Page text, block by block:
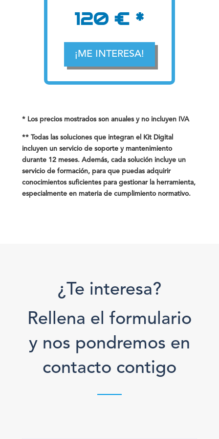
120 € *
¡ME INTERESA!
* Los precios mostrados son anuales y no incluyen IVA
** Todas las soluciones que integran el Kit Digital
incluyen un servicio de soporte y mantenimiento
durante 12 meses. Además, cada solución incluye un
servicio de formación, para que puedas adquirir
conocimientos suficientes para gestionar la herramienta,
especialmente en materia de cumplimiento normativo.
¿Te interesa?
Rellena el formulario
y nos pondremos en
contacto contigo